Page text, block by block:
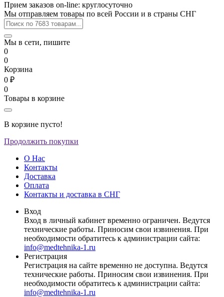
Прием заказов on-line: круглосуточно
Мы отправляем товары по всей России и в страны СНГ
Мы в сети, пишите
0
0
Корзина
0 ₽
0
Товары в корзине
В корзине пусто!
Продолжить покупки
О Нас
Контакты
Доставка
Оплата
Контакты и доставка в СНГ
Вход
Вход в личный кабинет временно ограничен. Ведутся
технические работы. Приносим свои извинения. При
необходимости обратитесь к администрации сайта:
info@medtehnika-1.ru
Регистрация
Регистрация на сайте временно не доступна. Ведутся
технические работы. Приносим свои извинения. При
необходимости обратитесь к администрации сайта:
info@medtehnika-1.ru